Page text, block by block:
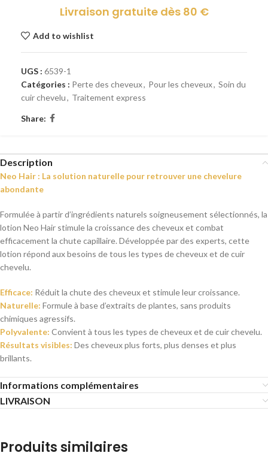
Livraison gratuite dès 80 €
Add to wishlist
UGS : 6539-1
Catégories : Perte des cheveux, Pour les cheveux, Soin du
cuir chevelu, Traitement express
Share:
Description
Neo Hair : La solution naturelle pour retrouver une chevelure
abondante
Formulée à partir d’ingrédients naturels soigneusement sélectionnés, la
lotion Neo Hair stimule la croissance des cheveux et combat
efficacement la chute capillaire. Développée par des experts, cette
lotion répond aux besoins de tous les types de cheveux et de cuir
chevelu.
Efficace: Réduit la chute des cheveux et stimule leur croissance.
Naturelle: Formule à base d’extraits de plantes, sans produits
chimiques agressifs.
Polyvalente: Convient à tous les types de cheveux et de cuir chevelu.
Résultats visibles: Des cheveux plus forts, plus denses et plus
brillants.
Informations complémentaires
LIVRAISON
Produits similaires